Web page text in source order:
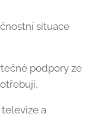
situace
podpory ze
a